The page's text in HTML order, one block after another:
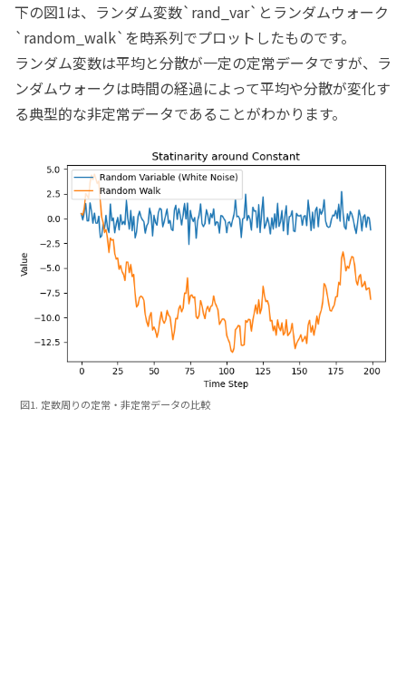
下の図1は、ランダム変数`rand_var`とランダムウォーク
`random_walk`を時系列でプロットしたものです。
ランダム変数は平均と分散が一定の定常データですが、ラ
ンダムウォークは時間の経過によって平均や分散が変化す
る典型的な非定常データであることがわかります。
図1. 定数周りの定常・非定常データの比較